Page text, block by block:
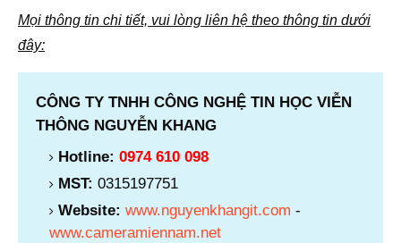
Mọi thông tin chi tiết, vui lòng liên hệ theo thông tin dưới
đây:
CÔNG TY TNHH CÔNG NGHỆ TIN HỌC VIỄN
THÔNG NGUYỄN KHANG
Hotline: 0974 610 098
MST: 0315197751
Website: www.nguyenkhangit.com -
www.cameramiennam.net